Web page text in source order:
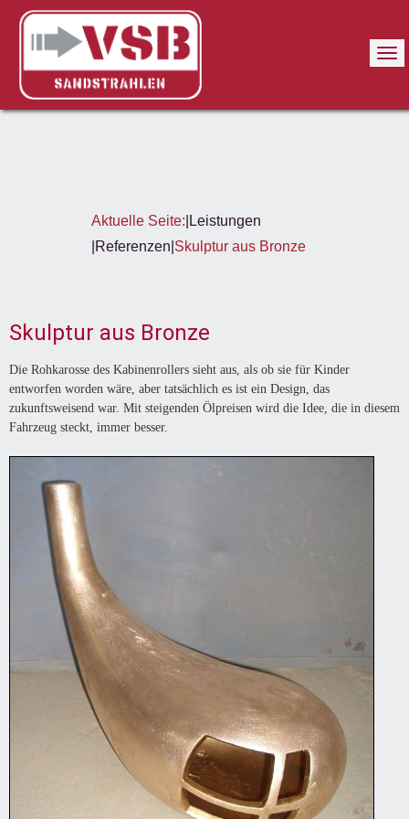
Aktuelle Seite: Leistungen
Referenzen Skulptur aus Bronze
Skulptur aus Bronze
Die Rohkarosse des Kabinenrollers sieht aus, als ob sie für Kinder
entworfen worden wäre, aber tatsächlich es ist ein Design, das
zukunftsweisend war. Mit steigenden Ölpreisen wird die Idee, die in diesem
Fahrzeug steckt, immer besser.